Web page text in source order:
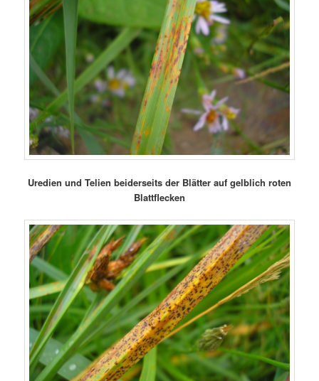
Uredien und Telien beiderseits der Blätter auf gelblich roten
Blattflecken